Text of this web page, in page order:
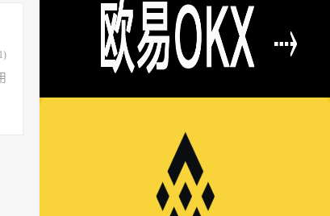
1)